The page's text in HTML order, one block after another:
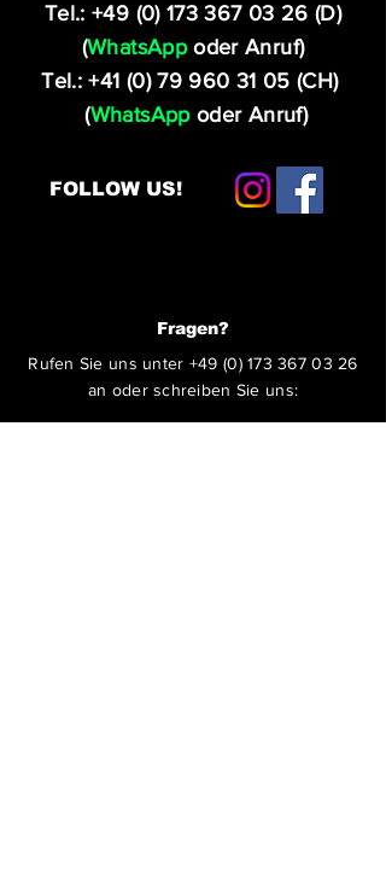
Tel.:+49 (0) 173 367 03 26 (D)
(WhatsAppoder Anruf)
Tel.:+41 (0) 79 960 31 05 (CH)
(WhatsAppoder Anruf)
FOLLOW US!
Fragen?
Rufen Sie uns unter +49 (0) 173 367 03 26
an oder schreiben Sie uns: